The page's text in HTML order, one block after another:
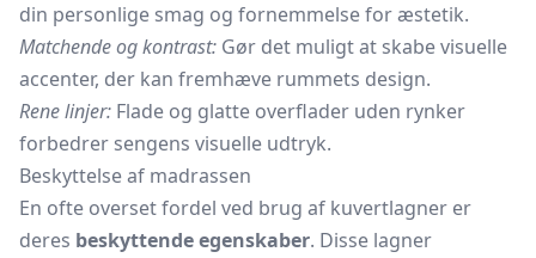
din personlige smag og fornemmelse for æstetik.
Matchende og kontrast: Gør det muligt at skabe visuelle
accenter, der kan fremhæve rummets design.
Rene linjer: Flade og glatte overflader uden rynker
forbedrer sengens visuelle udtryk.
Beskyttelse af madrassen
En ofte overset fordel ved brug af kuvertlagner er
deres beskyttende egenskaber. Disse lagner